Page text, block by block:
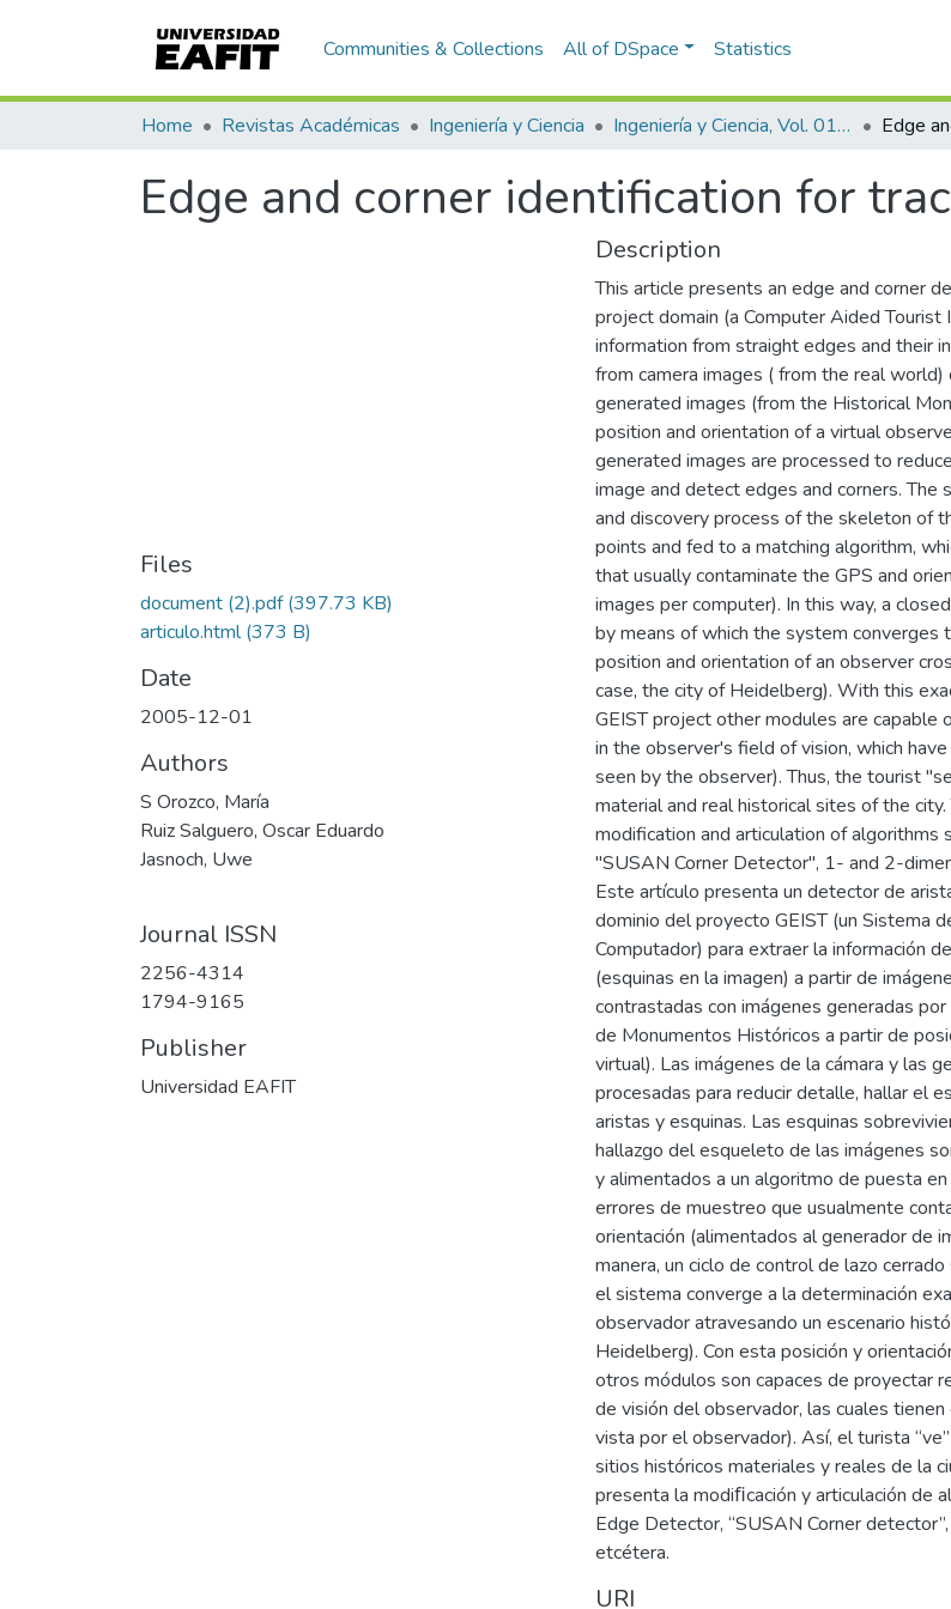
Communities & Collections All of DSpace Statistics
Home Revistas Académicas Ingeniería y Ciencia Ingeniería y Ciencia, Vol. 01, Núm. 02 (2005)
Edge and corner identification for
Files
document (2).pdf(397.73 KB)
articulo.html(373 B)
Date
2005-12-01
Authors
S Orozco, María
Ruiz Salguero, Oscar Eduardo
Jasnoch, Uwe
Journal ISSN
2256-4314
1794-9165
Publisher
Universidad EAFIT
Description
This article presents an edge and corner
project domain (a Computer Aided
information from straight edges and their
from camera images ( from the real
generated images (from the Historical
position and orientation of a virtual
generated images are processed to
image and detect edges and corners. The
and discovery process of the skeleton of
points and fed to a matching algorithm,
that usually contaminate the GPS and
images per computer). In this way, a
by means of which the system
position and orientation of an observer
case, the city of Heidelberg). With this
GEIST project other modules are capable
in the observer's field of vision, which
seen by the observer). Thus, the tourist
material and real historical sites of the
modification and articulation of algorithms
"SUSAN Corner Detector", 1- and 2-
Este artículo presenta un detector de
dominio del proyecto GEIST (un Sistema
Computador) para extraer la información
(esquinas en la imagen) a partir de
contrastadas con imágenes generadas
de Monumentos Históricos a partir de
virtual). Las imágenes de la cámara y las
procesadas para reducir detalle, hallar el
aristas y esquinas. Las esquinas
hallazgo del esqueleto de las imágenes
y alimentados a un algoritmo de puesta
errores de muestreo que usualmente
orientación (alimentados al generador de
manera, un ciclo de control de lazo
el sistema converge a la determinación
observador atravesando un escenario
Heidelberg). Con esta posición y
otros módulos son capaces de proyectar
de visión del observador, las cuales
vista por el observador). Así, el turista
sitios históricos materiales y reales de la
presenta la modiﬁcación y articulación de
Edge Detector, “SUSAN Corner
etcétera.
URI